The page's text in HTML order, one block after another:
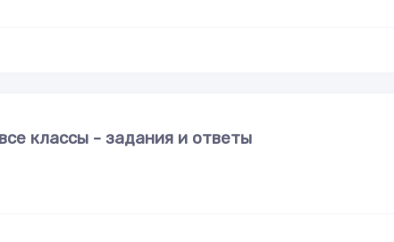
классы - задания и ответы